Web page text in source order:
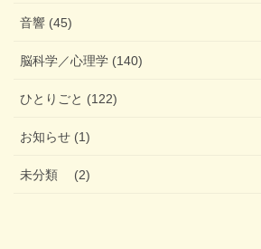
音響 (45)
脳科学／心理学 (140)
ひとりごと (122)
お知らせ (1)
未分類 (2)